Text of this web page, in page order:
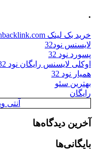
.
خرید بک لینک behtarinbacklink.com
لایسنس نود32
پسورد نود 32
اوکلی لایسنس رایگان نود 32
همیار نود 32
بهترین سئو
رایگان
آخرین دیدگاه‌ها
بایگانی‌ها